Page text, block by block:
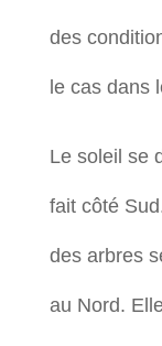
des
le cas dans
Le soleil se
fait côté
des arbres
au Nord.